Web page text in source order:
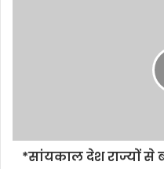
*सांयकाल देश राज्यों से